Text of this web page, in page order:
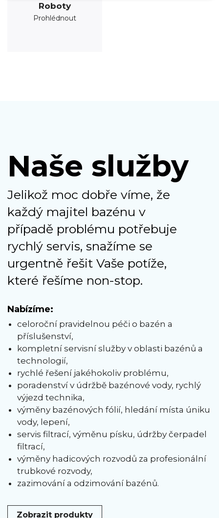
Roboty
Prohlédnout
Naše služby
Jelikož moc dobře víme, že
každý majitel bazénu v
případě problému potřebuje
rychlý servis, snažíme se
urgentně řešit Vaše potíže,
které řešíme non-stop.
Nabízíme:
celoroční pravidelnou péči o bazén a
příslušenství,
kompletní servisní služby v oblasti bazénů a
technologií,
rychlé řešení jakéhokoliv problému,
poradenství v údržbě bazénové vody, rychlý
výjezd technika,
výměny bazénových fólií, hledání místa úniku
vody, lepení,
servis filtrací, výměnu písku, údržby čerpadel
filtrací,
výměny hadicových rozvodů za profesionální
trubkové rozvody,
zazimování a odzimování bazénů.
Zobrazit produkty